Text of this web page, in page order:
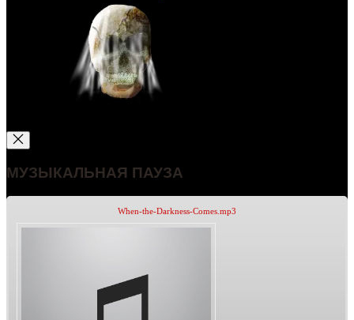
МУЗЫКАЛЬНАЯ ПАУЗА
When-the-Darkness-Comes.mp3